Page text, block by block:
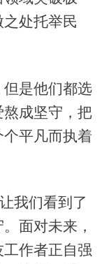
处托举民
是他们都选
成坚守，把
平凡而执着
我们看到了
面对未来，
作者正自强